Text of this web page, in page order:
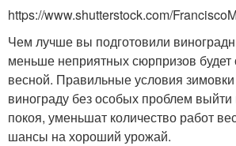
https://www.shutterstock.com/
Чем лучше вы подготовили
меньше неприятных сюрпризов будет
весной. Правильные условия
винограду без особых проблем выйти
покоя, уменьшат количество работ
шансы на хороший урожай.